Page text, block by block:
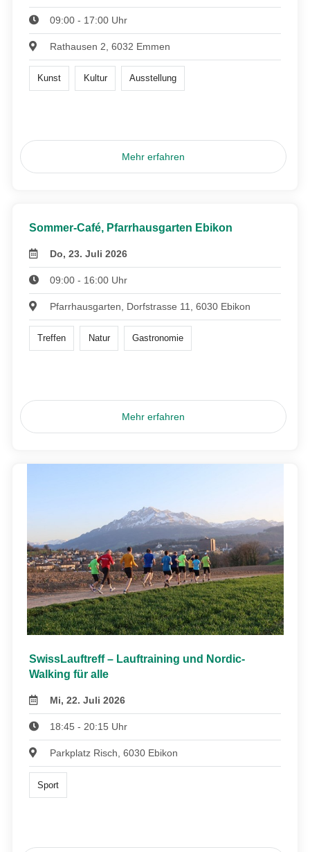
09:00 - 17:00 Uhr
Rathausen 2, 6032 Emmen
Kunst Kultur Ausstellung
Mehr erfahren
Sommer-Café, Pfarrhausgarten Ebikon
Do, 23. Juli 2026
09:00 - 16:00 Uhr
Pfarrhausgarten, Dorfstrasse 11, 6030 Ebikon
Treffen Natur Gastronomie
Mehr erfahren
SwissLauftreff – Lauftraining und Nordic-
Walking für alle
Mi, 22. Juli 2026
18:45 - 20:15 Uhr
Parkplatz Risch, 6030 Ebikon
Sport